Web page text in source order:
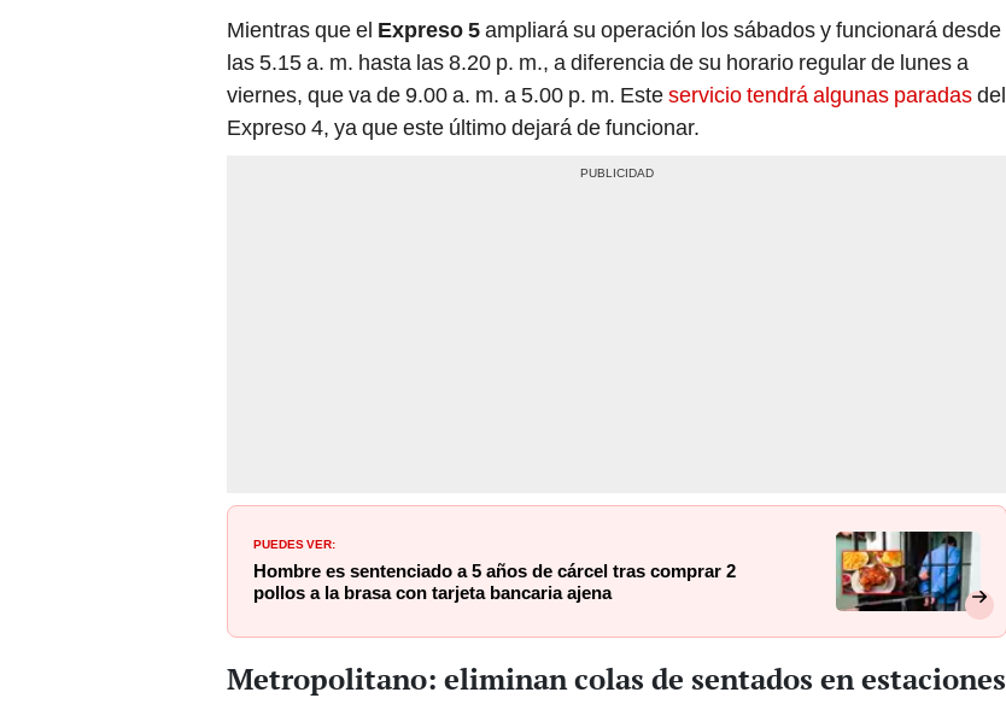
Mientras que el Expreso 5ampliará su operación los sábados y funcionará desde
las 5.15 a. m. hasta las 8.20 p. m., a diferencia de su horario regular de lunes a
viernes, que va de 9.00 a. m. a 5.00 p. m. Esteservicio tendrá algunas paradasdel
Expreso 4, ya que este último dejará de funcionar.
PUEDES VER:
Hombre es sentenciado a 5 años de cárcel tras comprar 2
pollos a la brasa con tarjeta bancaria ajena
Metropolitano: eliminan colas de sentados en estaciones